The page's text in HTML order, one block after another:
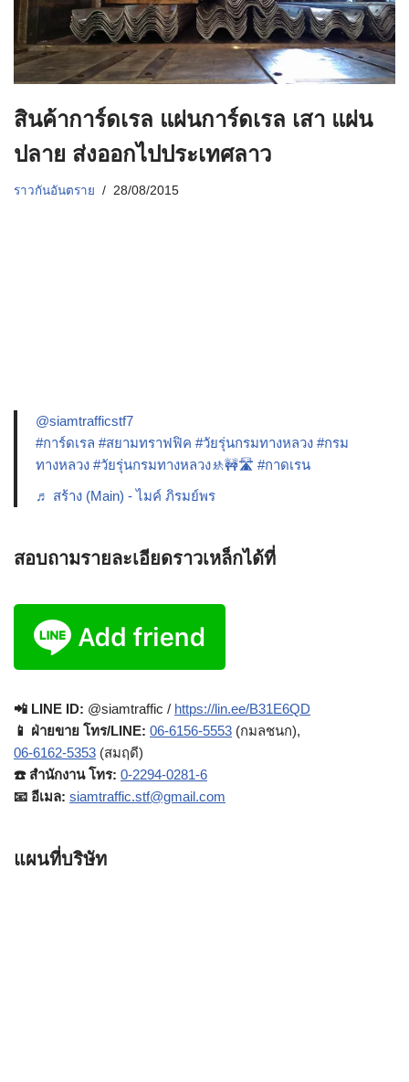
สินค้าการ์ดเรล แผ่นการ์ดเรล เสา แผ่น
ปลาย ส่งออกไปประเทศลาว
ราวกันอันตราย 28/08/2015
@siamtrafficstf7
#การ์ดเรล #สยามทราฟฟิค #วัยรุ่นกรมทางหลวง #กรม
ทางหลวง #วัยรุ่นกรมทางหลวง🚸🚧🛣️ #กาดเรน
♬ สร้าง (Main) - ไมค์ ภิรมย์พร
สอบถามรายละเอียดราวเหล็กได้ที่
📲 LINE ID: @siamtraffic / https://lin.ee/B31E6QD
📱 ฝ่ายขาย โทร/LINE: 06-6156-5553 (กมลชนก),
06-6162-5353 (สมฤดี)
☎️ สำนักงาน โทร: 0-2294-0281-6
📧 อีเมล: siamtraffic.stf@gmail.com
แผนที่บริษัท